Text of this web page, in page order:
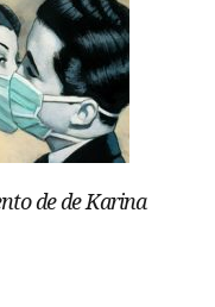
de de Karina